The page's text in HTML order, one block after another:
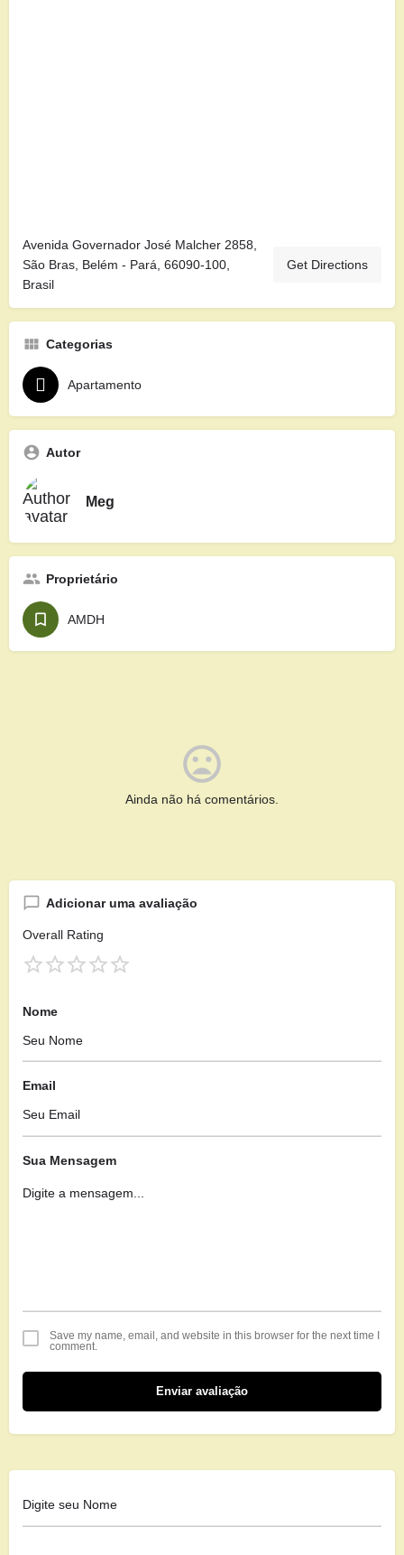
Avenida Governador José Malcher 2858,
São Bras, Belém - Pará, 66090-100,
Brasil
Get Directions
Categorias
Apartamento
Autor
Meg
Proprietário
AMDH
Ainda não há comentários.
Adicionar uma avaliação
Overall Rating
Nome
Email
Sua Mensagem
Save my name, email, and website in this browser for the next time I
comment.
Enviar avaliação